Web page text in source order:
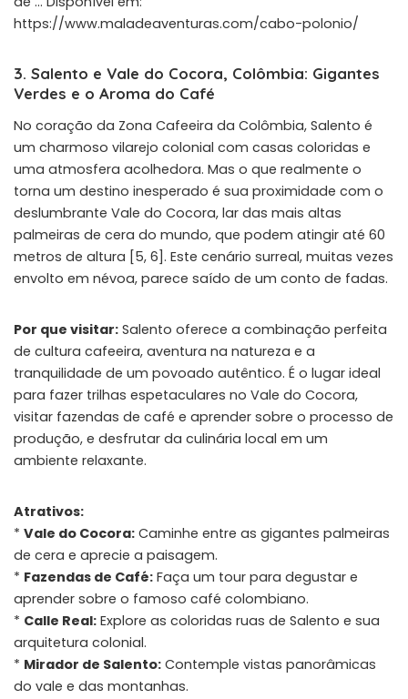
https://www.maladeaventuras.com/cabo-polonio/
3. Salento e Vale do Cocora, Colômbia: Gigantes
Verdes e o Aroma do Café
No coração da Zona Cafeeira da Colômbia, Salento é
um charmoso vilarejo colonial com casas coloridas e
uma atmosfera acolhedora. Mas o que realmente o
torna um destino inesperado é sua proximidade com o
deslumbrante Vale do Cocora, lar das mais altas
palmeiras de cera do mundo, que podem atingir até 60
metros de altura [5, 6]. Este cenário surreal, muitas vezes
envolto em névoa, parece saído de um conto de fadas.
Por que visitar: Salento oferece a combinação perfeita
de cultura cafeeira, aventura na natureza e a
tranquilidade de um povoado autêntico. É o lugar ideal
para fazer trilhas espetaculares no Vale do Cocora,
visitar fazendas de café e aprender sobre o processo de
produção, e desfrutar da culinária local em um
ambiente relaxante.
Atrativos:
* Vale do Cocora: Caminhe entre as gigantes palmeiras
de cera e aprecie a paisagem.
* Fazendas de Café: Faça um tour para degustar e
aprender sobre o famoso café colombiano.
* Calle Real: Explore as coloridas ruas de Salento e sua
arquitetura colonial.
* Mirador de Salento: Contemple vistas panorâmicas
do vale e das montanhas.